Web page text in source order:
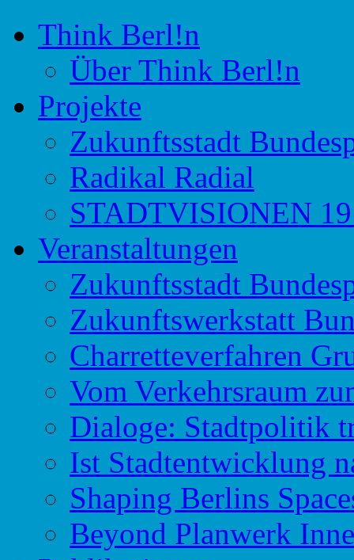
Think Berl!n
Initiative für Stadtdiskurs
Think Berl!n
Über Think Berl!n
Projekte
Zukunftsstadt
Radikal Radial
STADTVISIONEN
Veranstaltungen
Zukunftsstadt
Zukunftswerkstatt
Charretteverfahren
Vom Verkehrsraum
Dialoge: Stadtpolitik
Ist Stadtentwicklung
Shaping Berlins
Beyond Planwerk